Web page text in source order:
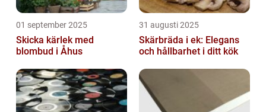
01 september 2025
Skicka kärlek med
blombud i Åhus
31 augusti 2025
Skärbräda i ek: Elegans
och hållbarhet i ditt kök